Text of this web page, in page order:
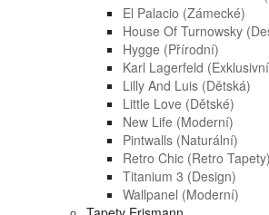
El Palacio (zámecké)
House Of Turnowsky
Hygge (přírodní)
Karl Lagerfeld
Lilly And Luis (dětská)
Little Love (dětské)
New Life (moderní)
Pintwalls (naturální)
Retro Chic (retro Tapety)
Titanium 3 (design)
Wallpanel (moderní)